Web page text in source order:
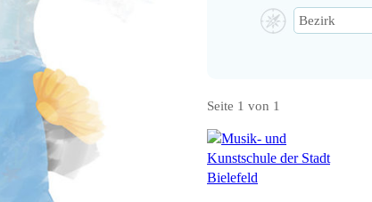
Seite 1 von 1